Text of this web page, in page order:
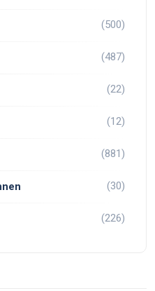
(500)
(487)
(22)
(12)
(881)
(30)
(226)